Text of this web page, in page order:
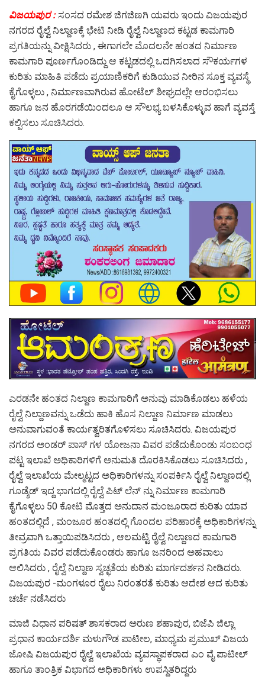
ವಿಜಯಪುರ : ಸಂಸದ ರಮೇಶ ಜಿಗಜಿಣಗಿ ಯವರು ಇಂದು ವಿಜಯಪುರ
ನಗರದ ರೈಲ್ವೆ ನಿಲ್ದಾಣಕ್ಕೆ ಭೇಟಿ ನೀಡಿ ರೈಲ್ವೆ ನಿಲ್ದಾಣದ ಕಟ್ಟಡ ಕಾಮಗಾರಿ
ಪ್ರಗತಿಯನ್ನು ವೀಕ್ಷಿಸಿದರು , ಈಗಾಗಲೇ ಮೊದಲನೇ ಹಂತದ ನಿರ್ಮಾಣ
ಕಾಮಗಾರಿ ಪೂರ್ಣಗೊಂಡಿದ್ದು ಆ ಕಟ್ಟಡದಲ್ಲಿ ಒದಗಿಸಲಾದ ಸೌಕರ್ಯಗಳ
ಕುರಿತು ಮಾಹಿತಿ ಪಡೆದು ಪ್ರಯಾಣಿಕರಿಗೆ ಕುಡಿಯುವ ನೀರಿನ ಸೂಕ್ತ ವ್ಯವಸ್ಥೆ
ಕೈಗೊಳ್ಳಲು , ನಿರ್ಮಾಣವಾಗಿರುವ ಹೋಟೆಲ್ ಶೀಘ್ರದಲ್ಲೇ ಆರಂಭಿಸಲು
ಹಾಗೂ ಜನ ಹೊರಗಡೆಯಿಂದಲೂ ಆ ಸೌಲಭ್ಯ ಬಳಸಿಕೊಳ್ಳುವ ಹಾಗೆ ವ್ಯವಸ್ತೆ
ಕಲ್ಪಿಸಲು ಸೂಚಿಸಿದರು.
ಎರಡನೇ ಹಂತದ ನಿಲ್ದಾಣ ಕಾಮಗಾರಿಗೆ ಅನುವು ಮಾಡಿಕೊಡಲು ಹಳೆಯ
ರೈಲ್ವೆ ನಿಲ್ದಾಣವನ್ನು ಒಡೆದು ಹಾಕಿ ಹೊಸ ನಿಲ್ದಾಣ ನಿರ್ಮಾಣ ಮಾಡಲು
ಅನುವಾಗುವಂತೆ ಕಾರ್ಯತ್ವರಿತಗೊಳಿಸಲು ಸೂಚಿಸಿದರು. ವಿಜಯಪುರ
ನಗರದ ಅಂಡರ್ ಪಾಸ್ ಗಳ ಯೋಜನಾ ವಿವರ ಪಡೆದುಕೊಂಡು ಸಂಬಂಧ
ಪಟ್ಟ ಇಲಾಖೆ ಅಧಿಕಾರಿಗಳಿಗೆ ಅನುಮತಿ ದೊರಕಿಸಿಕೊಡಲು ಸೂಚಿಸಿದರು ,
ರೈಲ್ವೆ ಇಲಾಖೆಯ ಮೇಲ್ಮಟ್ಟದ ಅಧಿಕಾರಿಗಳನ್ನು ಸಂಪರ್ಕಿಸಿ ರೈಲ್ವೆ ನಿಲ್ದಾಣದಲ್ಲಿ
ಗೂಡ್ಶೆಡ್ ಇದ್ದ ಭಾಗದಲ್ಲಿ ರೈಲ್ವೆ ಪಿಟ್ ಲೆನ್ ನ್ನು ನಿರ್ಮಾಣ ಕಾಮಗಾರಿ
ಕೈಗೊಳ್ಳಲು 50 ಕೋಟಿ ಮೊತ್ತದ ಅನುದಾನ ಮಂಜೂರಾದ ಕುರಿತು ಯಾವ
ಹಂತದಲ್ಲಿದೆ , ಮಂಜೂರ ಹಂತದಲ್ಲಿ ಗೊಂದಲ ಪರಿಹಾರಕ್ಕೆ ಅಧಿಕಾರಿಗಳನ್ನು
ತೀವ್ರವಾಗಿ ಒತ್ತಾಯಿಪಡಿಸಿದರು , ಆಲಮಟ್ಟಿ ರೈಲ್ವೆ ನಿಲ್ದಾಣದ ಕಾಮಗಾರಿ
ಪ್ರಗತಿಯ ವಿವರ ಪಡೆದುಕೊಂಡರು ಹಾಗೂ ಜನರಿಂದ ಅಹವಾಲು
ಆಲಿಸಿದರು , ರೈಲ್ವೆ ನಿಲ್ದಾಣ ಸ್ವಚ್ಛತೆಯ ಕುರಿತು ಮಾರ್ಗದರ್ಶನ ನೀಡಿದರು.
ವಿಜಯಪುರ -ಮಂಗಳೂರ ರೈಲು ನಿರಂತರತೆ ಕುರಿತು ಆದೇಶ ಆದ ಕುರಿತು
ಚರ್ಚೆ ನಡೆಸಿದರು
ಮಾಜಿ ವಿಧಾನ ಪರಿಷತ್ ಶಾಸಕರಾದ ಅರುಣ ಶಹಾಪುರ, ಬಿಜೆಪಿ ಜಿಲ್ಲಾ
ಪ್ರಧಾನ ಕಾರ್ಯದರ್ಶಿ ಮಳುಗೌಡ ಪಾಟೀಲ, ಮಾಧ್ಯಮ ಪ್ರಮುಖ್ ವಿಜಯ
ಜೋಷಿ ವಿಜಯಪುರ ರೈಲ್ವೆ ಇಲಾಖೆಯ ವ್ಯವಸ್ಥಾಪಕರಾದ ಎಂ ವೈ ಪಾಟೀಲ್
ಹಾಗೂ ತಾಂತ್ರಿಕ ವಿಭಾಗದ ಅಧಿಕಾರಿಗಳು ಉಪಸ್ಥಿತರಿದ್ದರು